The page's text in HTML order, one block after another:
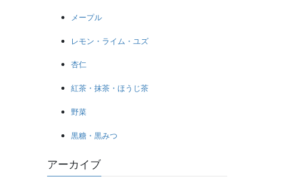
メープル
レモン・ライム・ユズ
杏仁
紅茶・抹茶・ほうじ茶
野菜
黒糖・黒みつ
アーカイブ